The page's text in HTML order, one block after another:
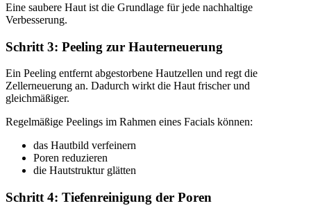
Eine saubere Haut ist die Grundlage für jede nachhaltige
Verbesserung.
Schritt 3: Peeling zur Hauterneuerung
Ein Peeling entfernt abgestorbene Hautzellen und regt die
Zellerneuerung an. Dadurch wirkt die Haut frischer und
gleichmäßiger.
Regelmäßige Peelings im Rahmen eines Facials können:
das Hautbild verfeinern
Poren reduzieren
die Hautstruktur glätten
Schritt 4: Tiefenreinigung der Poren